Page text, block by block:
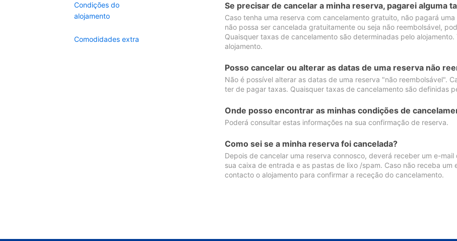
Condições do
alojamento
Comodidades extra
Se precisar de cancelar a minha reserva, pagarei alguma
Caso tenha uma reserva com cancelamento gratuito, não pagará
não possa ser cancelada gratuitamente ou seja não reembolsável,
Quaisquer taxas de cancelamento são determinadas pelo
alojamento.
Posso cancelar ou alterar as datas de uma reserva não
Não é possível alterar as datas de uma reserva "não reembolsável".
ter de pagar taxas. Quaisquer taxas de cancelamento são definidas
Onde posso encontrar as minhas condições de
Poderá consultar estas informações na sua confirmação de reserva.
Como sei se a minha reserva foi cancelada?
Depois de cancelar uma reserva connosco, deverá receber um e-
sua caixa de entrada e as pastas de lixo /spam. Caso não receba
contacto o alojamento para confirmar a receção do cancelamento.